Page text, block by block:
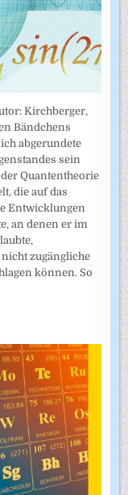
Kirchberger,
Bändchens
abgerundete
sein
Quantentheorie
die auf das
Entwicklungen
an denen er im
zugängliche
können. So